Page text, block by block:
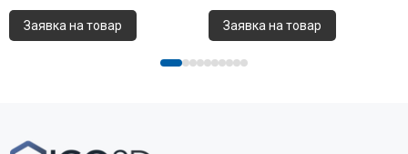
Заявка на товар Заявка на товар